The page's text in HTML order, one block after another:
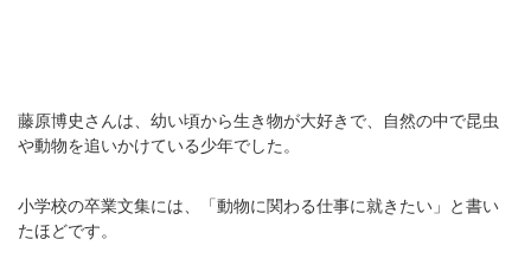
藤原博史さんは、幼い頃から生き物が大好きで、自然の中で昆虫
や動物を追いかけている少年でした。
小学校の卒業文集には、「動物に関わる仕事に就きたい」と書い
たほどです。